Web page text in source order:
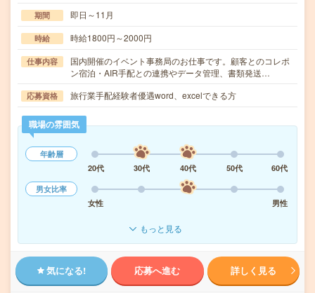
期間 即日～11月
時給 時給1800円～2000円
仕事内容
国内開催のイベント事務局のお仕事です。顧客とのコレポ
ン宿泊・AIR手配との連携やデータ管理、書類発送…
応募資格 旅行業手配経験者優遇word、excelできる方
職場の雰囲気
年齢層
20代
30代 40代 50代
60代
男女比率
女性
男性
もっと見る
気になる! 応募へ進む 詳しく見る